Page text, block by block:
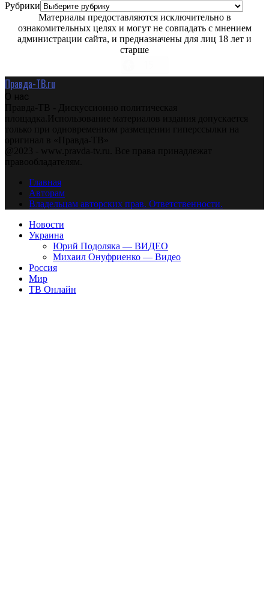
Рубрики
Материалы предоставляются исключительно в
ознакомительных целях и могут не совпадать с мнением
администрации сайта, и предназначены для лиц 18 лет и
старше
Правда-ТВ.ru
О нас
Правда-ТВ - Дискуссионно политическая
площадка.Использование материалов издания допускается
только при одновременном размещении гиперссылки на
оригинал в «Правда-ТВ»
@2023 - www.pravda-tv.ru. Все права принадлежат
правообладателям.
Главная
Авторам
Владельцам авторских прав. Ответственности.
Новости
Украина
Юрий Подоляка — ВИДЕО
Михаил Онуфриенко — Видео
Россия
Мир
ТВ Онлайн